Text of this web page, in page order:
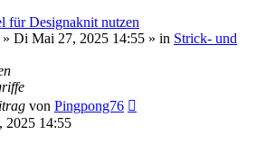
für Designaknit nutzen
» Di Mai 27, 2025 14:55 » in Strick- und
von Pingpong76
2025 14:55